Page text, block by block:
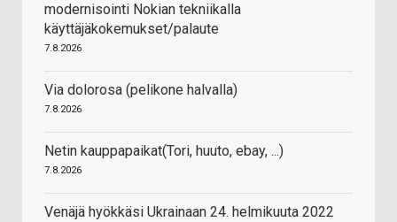
modernisointi Nokian tekniikalla
käyttäjäkokemukset/palaute
7.8.2026
Via dolorosa (pelikone halvalla)
7.8.2026
Netin kauppapaikat(Tori, huuto, ebay, ...)
7.8.2026
Venäjä hyökkäsi Ukrainaan 24. helmikuuta 2022